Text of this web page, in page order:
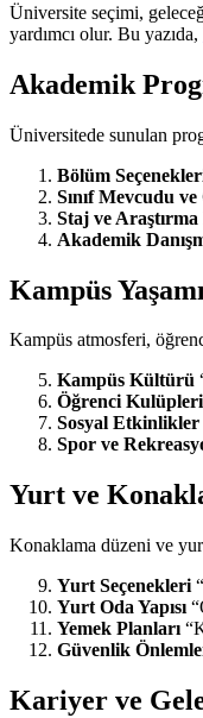
Üniversite seçimi,
yardımcı olur. Bu yazıda,
Akademik
Üniversitede sunulan
Bölüm
Sınıf Mevcudu
Staj ve
Akademik
Kampüs Yaşamı
Kampüs atmosferi,
Kampüs Kültürü
Öğrenci
Sosyal Etkinlikler
Spor ve
Yurt ve
Konaklama düzeni ve
Yurt Seçenekleri
Yurt Oda Yapısı
Yemek Planları
Güvenlik
Kariyer ve